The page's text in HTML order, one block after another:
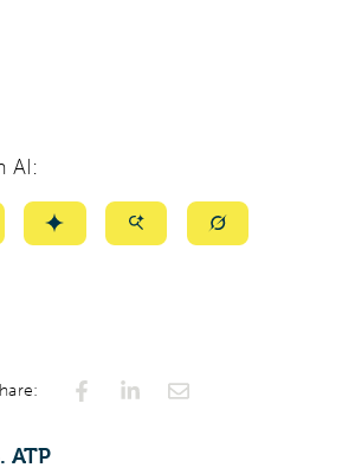
AI:
SummarizeSummarizeSummarize
ATP